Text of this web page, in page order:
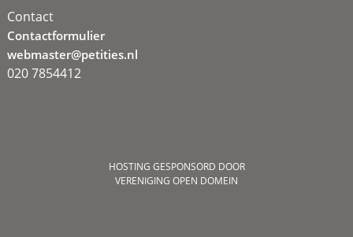
Contact
Contactformulier
webmaster@petities.nl
020 7854412
HOSTING GESPONSORD DOOR
VERENIGING OPEN DOMEIN